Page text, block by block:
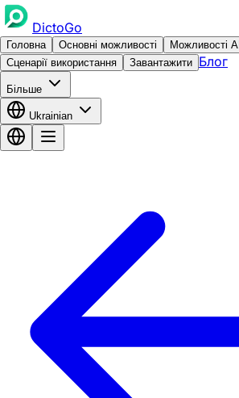
DictoGo
Головна Основні можливості
Можливості AI
Сценарії використання
Завантажити Блог
Більше
Ukrainian